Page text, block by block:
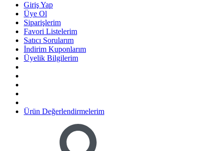
Giriş Yap
Üye Ol
Siparişlerim
Favori Listelerim
Satıcı Sorularım
İndirim Kuponlarım
Üyelik Bilgilerim
Ürün Değerlendirmelerim